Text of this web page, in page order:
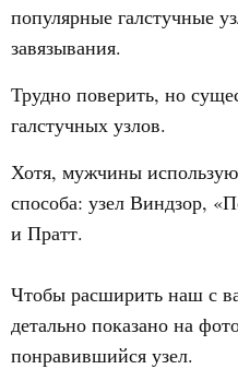
популярные галстучные
завязывания.
Трудно поверить, но
галстучных узлов.
Хотя, мужчины
способа: узел Виндзор,
и Пратт.
Чтобы расширить наш с
детально показано на
понравившийся узел.